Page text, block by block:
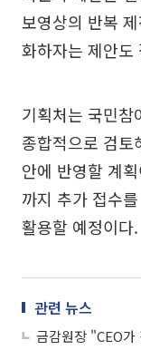
보영상의 반복
화하자는 제안도
기획처는 국민참
종합적으로 검
안에 반영할 계
까지 추가 접수
활용할 예정이다.
관련 뉴스